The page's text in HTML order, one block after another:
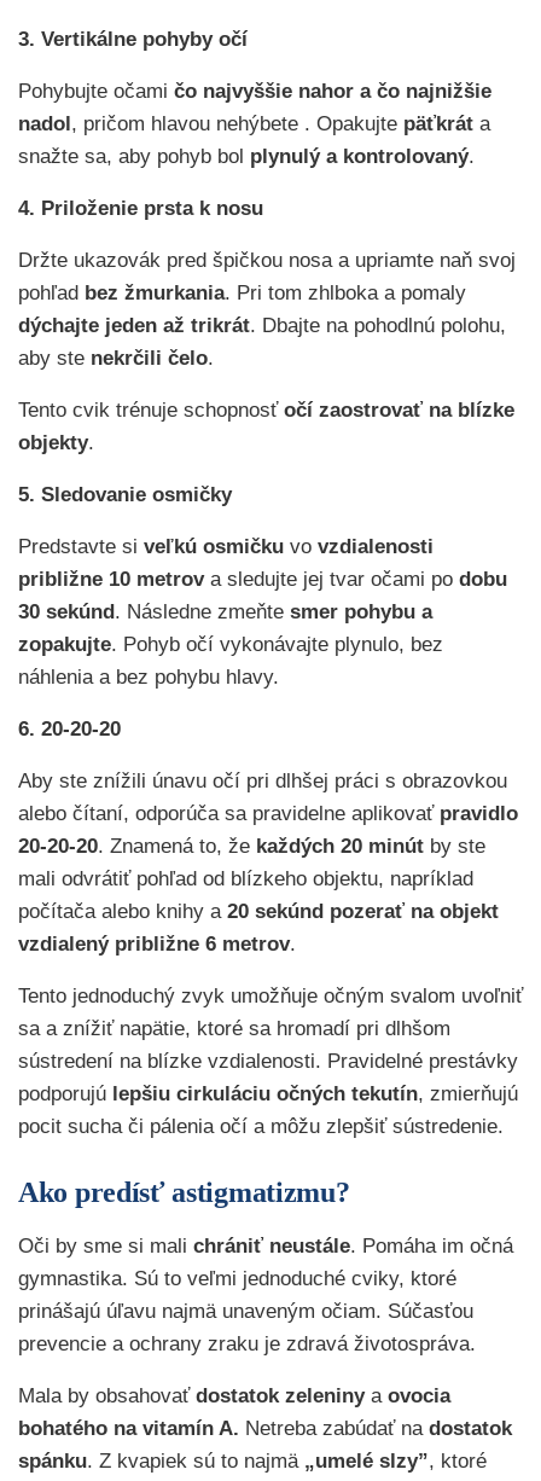
3. Vertikálne pohyby očí
Pohybujte očami čo najvyššie nahor a čo najnižšie
nadol , pričom hlavou nehýbete . Opakujte päťkrát a
snažte sa, aby pohyb bol plynulý a kontrolovaný.
4. Priloženie prsta k nosu
Držte ukazovák pred špičkou nosa a upriamte naň svoj
pohľad bez žmurkania. Pri tom zhlboka a pomaly
dýchajte jeden až trikrát. Dbajte na pohodlnú polohu,
aby ste nekrčili čelo.
Tento cvik trénuje schopnosť očí zaostrovať na blízke
objekty.
5. Sledovanie osmičky
Predstavte si veľkú osmičku vo vzdialenosti
približne 10 metrova sledujte jej tvar očami po dobu
30 sekúnd . Následne zmeňte smer pohybu a
zopakujte. Pohyb očí vykonávajte plynulo, bez
náhlenia a bez pohybu hlavy.
6. 20-20-20
Aby ste znížili únavu očí pri dlhšej práci s obrazovkou
alebo čítaní, odporúča sa pravidelne aplikovať pravidlo
20-20-20. Znamená to, že každých 20 minút by ste
mali odvrátiť pohľad od blízkeho objektu, napríklad
počítača alebo knihy a 20 sekúnd pozerať na objekt
vzdialený približne 6 metrov.
Tento jednoduchý zvyk umožňuje očným svalom uvoľniť
sa a znížiť napätie, ktoré sa hromadí pri dlhšom
sústredení na blízke vzdialenosti. Pravidelné prestávky
podporujú lepšiu cirkuláciu očných tekutín, zmierňujú
pocit sucha či pálenia očí a môžu zlepšiť sústredenie.
Ako predísť astigmatizmu?
Oči by sme si mali chrániť neustále. Pomáha im očná
gymnastika. Sú to veľmi jednoduché cviky, ktoré
prinášajú úľavu najmä unaveným očiam. Súčasťou
prevencie a ochrany zraku je zdravá životospráva.
Mala by obsahovať dostatok zeleninya ovocia
bohatého na vitamín A. Netreba zabúdať na dostatok
spánku. Z kvapiek sú to najmä „umelé slzy”, ktoré